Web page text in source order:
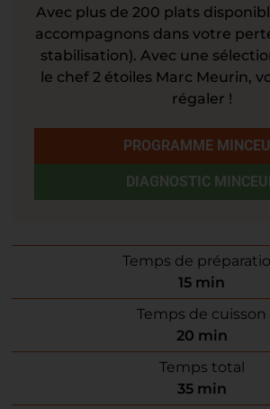
Avec plus de 200 plats
accompagnons dans votre
stabilisation). Avec une
le chef 2 étoiles Marc Meurin,
régaler !
PROGRAMME
DIAGNOSTIC
Temps de
15 min
Temps de cuisson
20 min
Temps total
35 min